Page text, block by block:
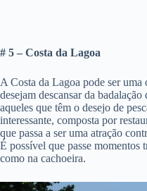
# 5 – Costa da Lagoa
A Costa da Lagoa pode ser uma
desejam descansar da badalação
aqueles que têm o desejo de
interessante, composta por
que passa a ser uma atração
É possível que passe momentos
como na cachoeira.